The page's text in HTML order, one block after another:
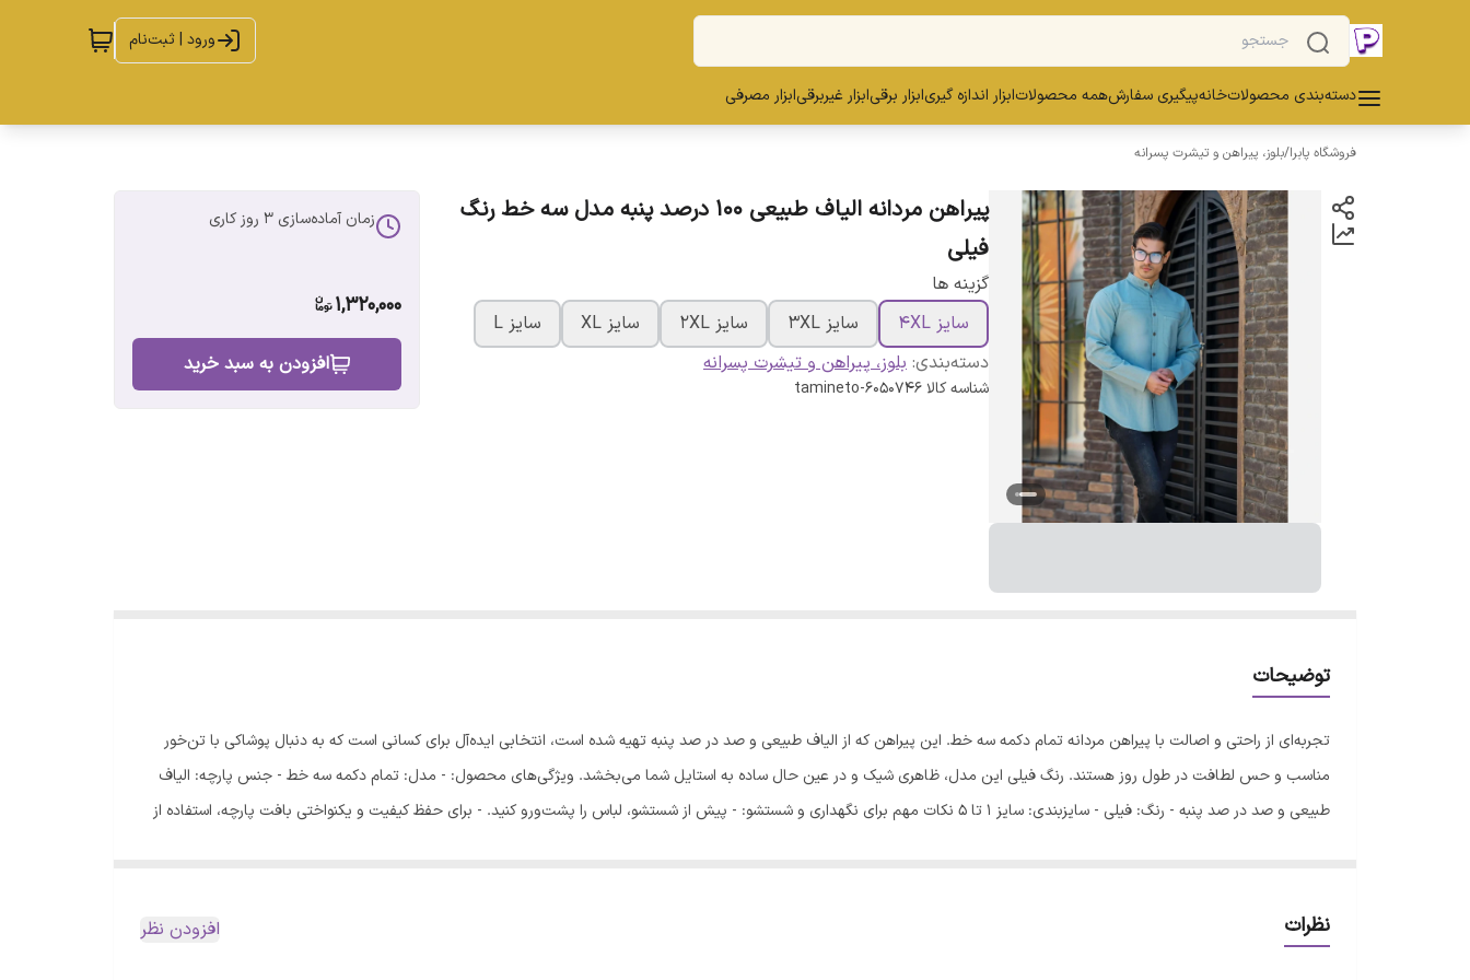
ورود | ثبت‌نام
دسته‌بندی محصولاتخانهپیگیری سفارشهمه محصولاتابزار اندازه گیریابزار برقیابزار غیربرقیابزار مصرفی
فروشگاه پابرا/بلوز، پیراهن و تیشرت پسرانه
پیراهن مردانه الیاف طبیعی 100 درصد پنبه مدل سه خط رنگ
فیلی
گزینه ها
سایز 4XL
سایز 3XL سایز 2XL سایز XL
سایز L
دسته‌بندی: بلوز، پیراهن و تیشرت پسرانه
شناسه کالاtamineto-6050746
زمان آماده‌سازی 3 روز کاری
1,320,000
افزودن به سبد خرید
توضیحات
تجربه‌ای از راحتی و اصالت با پیراهن مردانه تمام دکمه سه خط. این پیراهن که از الیاف طبیعی و صد در صد پنبه تهیه شده است، انتخابی ایده‌آل برای کسانی است که به دنبال پوشاکی با تن‌خور
مناسب و حس لطافت در طول روز هستند. رنگ فیلی این مدل، ظاهری شیک و در عین حال ساده به استایل شما می‌بخشد. ویژگی‌های محصول: - مدل: تمام دکمه سه خط - جنس پارچه: الیاف
طبیعی و صد در صد پنبه - رنگ: فیلی - سایزبندی: سایز 1 تا 5 نکات مهم برای نگهداری و شستشو: - پیش از شستشو، لباس را پشت‌ورو کنید. - برای حفظ کیفیت و یکنواختی بافت پارچه، استفاده از
کردن انتخاب خود، به جدول راهنمای سایز دقت فرمایید تا خریدی دقیق و رضایت‌بخش داشته باشید.
نظرات افزودن نظر